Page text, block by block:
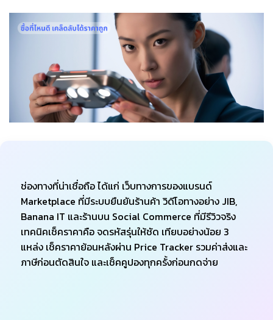
ช่องทางที่น่าเชื่อถือ ได้แก่ เว็บทางการของแบรนด์
Marketplace ที่มีระบบยืนยันร้านค้า วิดีโอทางอย่าง JIB,
Banana IT และร้านบน Social Commerce ที่มีรีวิวจริง
เทคนิคเช็คราคาคือ จดรหัสรุ่นให้ชัด เทียบอย่างน้อย 3
แหล่ง เช็คราคาย้อนหลังผ่าน Price Tracker รวมค่าส่งและ
ภาษีก่อนตัดสินใจ และเช็คคูปองทุกครั้งก่อนกดจ่าย